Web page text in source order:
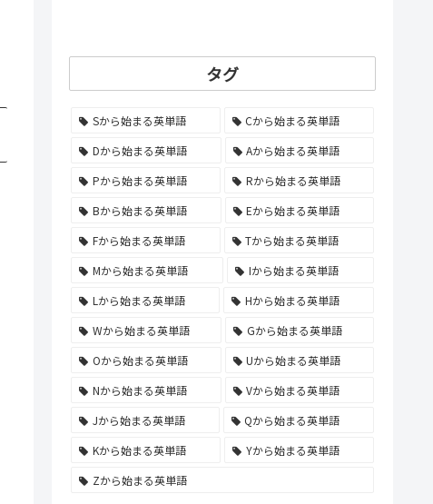
タグ
Sから始まる英単語
Cから始まる英単語
Dから始まる英単語
Aから始まる英単語
Pから始まる英単語
Rから始まる英単語
Bから始まる英単語
Eから始まる英単語
Fから始まる英単語
Tから始まる英単語
Mから始まる英単語
Iから始まる英単語
Lから始まる英単語
Hから始まる英単語
Wから始まる英単語
Gから始まる英単語
Oから始まる英単語
Uから始まる英単語
Nから始まる英単語
Vから始まる英単語
Jから始まる英単語
Qから始まる英単語
Kから始まる英単語
Yから始まる英単語
Zから始まる英単語